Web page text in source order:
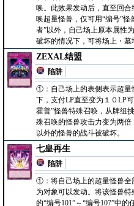
唤。此效果发动后，直至回
唤超量怪兽，仅可用“编号”
者”以外，自己场上原本属性
破坏的情况下，可将场上・墓
ZEXAL结盟
陷阱
①：自己场上的表侧表示超量
下，支付LP直至变为１０LP
霍普”怪兽特殊召唤，从牌组
殊召唤的怪兽攻击力变为两
以外的怪兽的战斗被破坏。
七皇再生
陷阱
①：将自己场上的超量怪兽全
为对象可以发动。将该怪兽
的“编号101”～“编号107”中